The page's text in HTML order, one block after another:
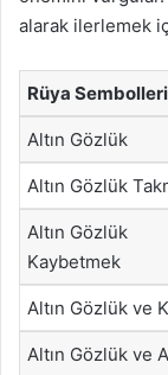
alarak ilerlemek
Rüya Sembolleri
Altın Gözlük
Altın Gözlük
Altın Gözlük
Kaybetmek
Altın Gözlük ve
Altın Gözlük ve